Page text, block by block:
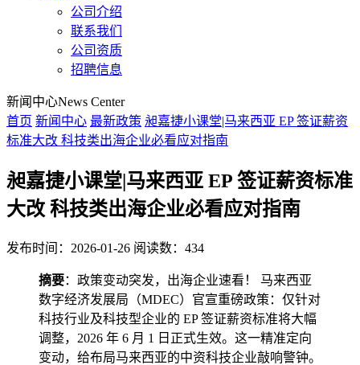
公司介绍
联系我们
公司资质
招聘信息
新闻中心News Center
首页 新闻中心 最新政策 昶嘉捷小课堂|马来西亚 EP 签证薪资
标准大改 科技类出海企业必看应对指南
昶嘉捷小课堂|马来西亚 EP 签证薪资标准
大改 科技类出海企业必看应对指南
发布时间：2026-01-26 阅读数：434
摘要：政策变动突发，出海企业速看！ 马来西亚
数字经济发展局（MDEC）官宣重磅政策：仅针对
科技行业及科技型企业的 EP 签证薪资标准将大幅
调整，2026 年 6 月 1 日正式生效。这一精准定向
变动，给布局马来西亚的中资科技企业敲响警钟。